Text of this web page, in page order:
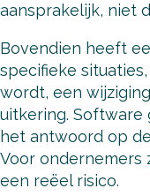
aansprakelijk, niet
Bovendien heeft
specifieke
wordt, een
uitkering. Software
het antwoord op
Voor ondernemers
een reëel risico.